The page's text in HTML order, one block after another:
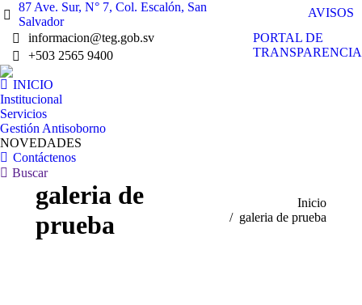
87 Ave. Sur, N° 7, Col. Escalón, San
Salvador
informacion@teg.gob.sv
+503 2565 9400
AVISOS
PORTAL DE
TRANSPARENCIA
INICIO
Institucional
Servicios
Gestión Antisoborno
NOVEDADES
Contáctenos
Buscar:
Buscar
galeria de
prueba
Inicio
galeria de prueba